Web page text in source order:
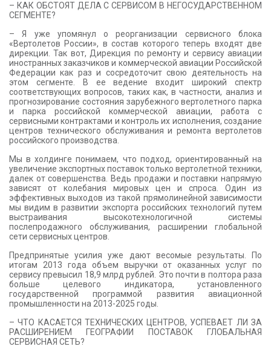
– КАК ОБСТОЯТ ДЕЛА С СЕРВИСОМ В НЕГОСУДАРСТВЕННОМ
СЕГМЕНТЕ?
– Я уже упомянул о реорганизации сервисного блока
«Вертолетов России», в состав которого теперь входят две
дирекции. Так вот, Дирекция по ремонту и сервису авиации
иностранных заказчиков и коммерческой авиации Российской
Федерации как раз и сосредоточит свою деятельность на
этом сегменте. В ее ведение входит широкий спектр
соответствующих вопросов, таких как, в частности, анализ и
прогнозирование состояния зарубежного вертолетного парка
и парка российской коммерческой авиации, работа с
сервисными контрактами и контроль их исполнения, создание
центров технического обслуживания и ремонта вертолетов
российского производства.
Мы в холдинге понимаем, что подход, ориентированный на
увеличение экспортных поставок только вертолетной техники,
далек от совершенства. Ведь продажи и поставки напрямую
зависят от колебания мировых цен и спроса. Один из
эффективных выходов из такой прямолинейной зависимости
мы видим в развитии экспорта российских технологий путем
выстраивания высокотехнологичной системы
послепродажного обслуживания, расширении глобальной
сети сервисных центров.
Предпринятые усилия уже дают весомые результаты. По
итогам 2013 года объем выручки от оказанных услуг по
сервису превысил 18,9 млрд рублей. Это почти в полтора раза
больше целевого индикатора, установленного
государственной программой развития авиационной
промышленности на 2013-2025 годы.
– ЧТО КАСАЕТСЯ ТЕХНИЧЕСКИХ ЦЕНТРОВ, УСПЕВАЕТ ЛИ ЗА
РАСШИРЕНИЕМ ГЕОГРАФИИ ПОСТАВОК ГЛОБАЛЬНАЯ
СЕРВИСНАЯ СЕТЬ?